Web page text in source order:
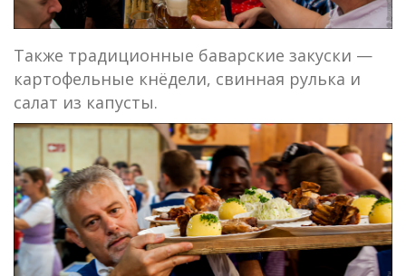
Также традиционные баварские закуски —
картофельные кнёдели, свинная рулька и
салат из капусты.